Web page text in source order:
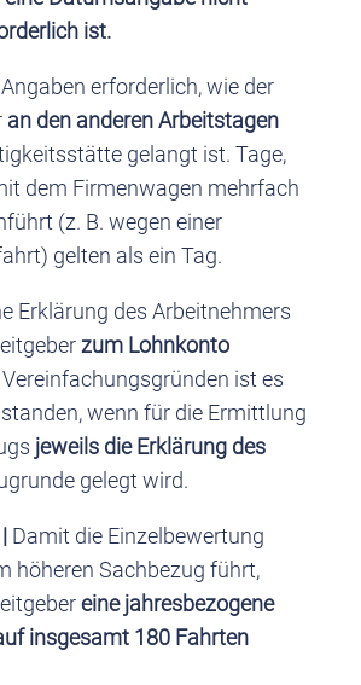
ist.
erforderlich, wie der
an den anderen Arbeitstagen
gelangt ist. Tage,
dem Firmenwagen mehrfach
(z. B. wegen einer
gelten als ein Tag.
Erklärung des Arbeitnehmers
zum Lohnkonto
ist es
wenn für die Ermittlung
jeweils die Erklärung des
gelegt wird.
Damit die Einzelbewertung
höheren Sachbezug führt,
eine jahresbezogene
insgesamt 180 Fahrten